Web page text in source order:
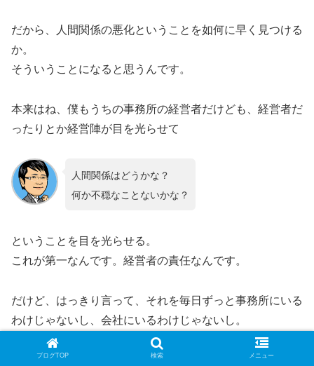
だから、人間関係の悪化ということを如何に早く見つける
か。
そういうことになると思うんです。
本来はね、僕もうちの事務所の経営者だけども、経営者だ
ったりとか経営陣が目を光らせて
人間関係はどうかな？
何か不穏なことないかな？
ということを目を光らせる。
これが第一なんです。経営者の責任なんです。
だけど、はっきり言って、それを毎日ずっと事務所にいる
わけじゃないし、会社にいるわけじゃないし。
そうすると、全員のことをずっと観察するっていうのも不
可能だし。
ブログTOP 検索 メニュー